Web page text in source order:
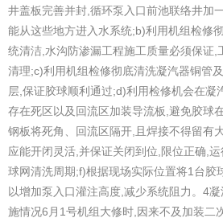
井盖板完善并封,循环泵入口前池联络井加
能从这些地方进入水系统;b)利用机组检修
统清洁,水沟防渗漏工程施工质量必须保证,
清理;c)利用机组检修彻底清洗凝汽器铜管
层,保证胶球顺利通过;d)利用检修机会在凝
存在死区以及回流区加装导流板,避免胶球
钢板将死角、回流区隔开,且焊接不得留有
应能开闭灵活,并保证关闭到位,限位正确,
球网清洗周期;f)根据现场实际位置将1台胶
以增加泵入口灌注高度,减少系统阻力。 4凝
施情况6月1号机组大修时,因来不及加装二